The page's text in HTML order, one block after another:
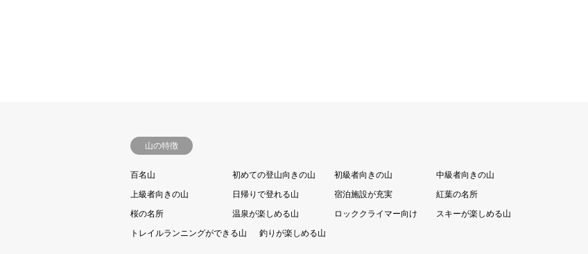
山の特徴
百名山 初めての登山向きの山 初級者向きの山
中級者向きの山
上級者向きの山
日帰りで登れる山 宿泊施設が充実
紅葉の名所
桜の名所
温泉が楽しめる山 ロッククライマー向け
スキーが楽しめる山
トレイルランニングができる山
釣りが楽しめる山